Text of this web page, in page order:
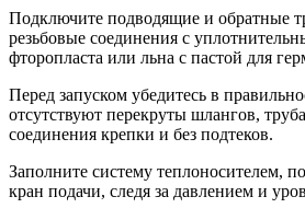
Подключите подводящие и обратные
резьбовые соединения с
фторопласта или льна с пастой для
Перед запуском убедитесь в
отсутствуют перекруты шлангов,
соединения крепки и без подтеков.
Заполните систему теплоносителем,
кран подачи, следя за давлением и